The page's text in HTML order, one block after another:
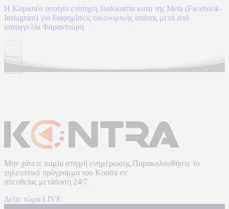
Η Κομισιόν ανοίγει επίσημη διαδικασία κατά της Meta (Facebook-
Instagram) για διαφημίσεις οικονομικής απάτης μετά από
καταγγελία Φαραντούρη
Μην χάνετε καμία στιγμή ενημέρωσης.Παρακολουθήστε το
τηλεοπτικό πρόγραμμα του Kontra σε
απευθείας μετάδοση 24/7.
Δείτε τώρα LIVE